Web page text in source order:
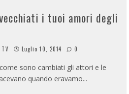
i tuoi amori degli
Luglio 10, 2014 0
sono cambiati gli attori e le
quando eravamo...